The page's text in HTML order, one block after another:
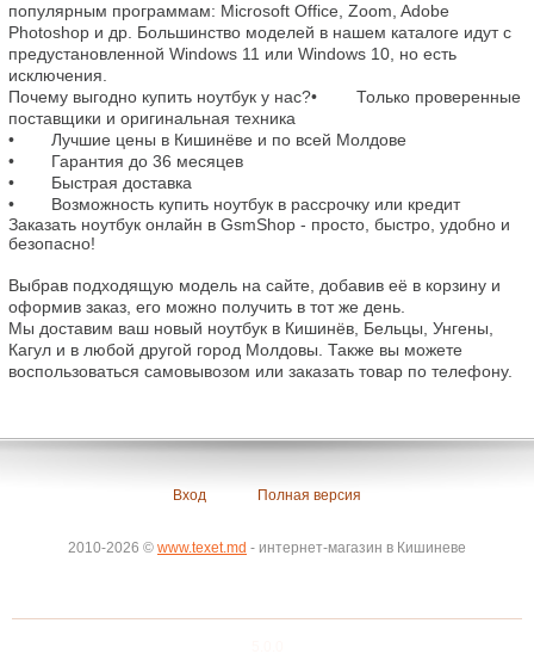
популярным программам: Microsoft Office, Zoom, Adobe
Photoshop и др. Большинство моделей в нашем каталоге идут с
предустановленной Windows 11 или Windows 10, но есть
исключения.
Почему выгодно купить ноутбук у нас?•	 Только проверенные
поставщики и оригинальная техника
•	 Лучшие цены в Кишинёве и по всей Молдове
•	 Гарантия до 36 месяцев
•	 Быстрая доставка
•	 Возможность купить ноутбук в рассрочку или кредит
Заказать ноутбук онлайн в GsmShop - просто, быстро, удобно и
безопасно!
Выбрав подходящую модель на сайте, добавив её в корзину и
оформив заказ, его можно получить в тот же день.
Мы доставим ваш новый ноутбук в Кишинёв, Бельцы, Унгены,
Кагул и в любой другой город Молдовы. Также вы можете
воспользоваться самовывозом или заказать товар по телефону.
Вход Полная версия
2010-2026 © www.texet.md - интернет-магазин в Кишиневе